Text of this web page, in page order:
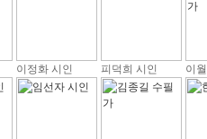
이정화 시인 피덕희 시인 이